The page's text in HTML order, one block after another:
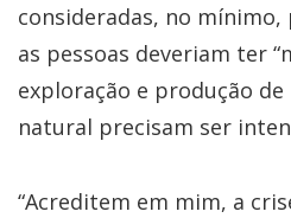
consideradas, no mínimo,
as pessoas deveriam ter
exploração e produção
natural precisam ser
“Acreditem em mim, a